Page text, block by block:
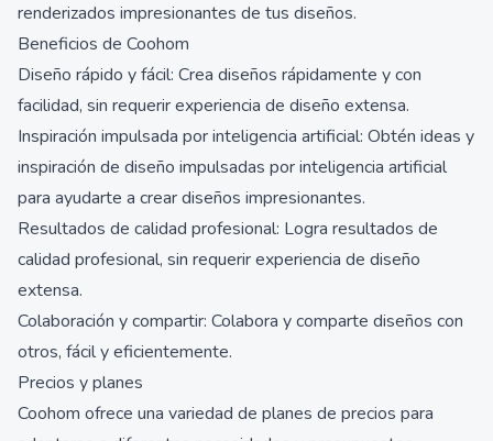
renderizados impresionantes de tus diseños.
Beneficios de Coohom
Diseño rápido y fácil: Crea diseños rápidamente y con
facilidad, sin requerir experiencia de diseño extensa.
Inspiración impulsada por inteligencia artificial: Obtén ideas y
inspiración de diseño impulsadas por inteligencia artificial
para ayudarte a crear diseños impresionantes.
Resultados de calidad profesional: Logra resultados de
calidad profesional, sin requerir experiencia de diseño
extensa.
Colaboración y compartir: Colabora y comparte diseños con
otros, fácil y eficientemente.
Precios y planes
Coohom ofrece una variedad de planes de precios para